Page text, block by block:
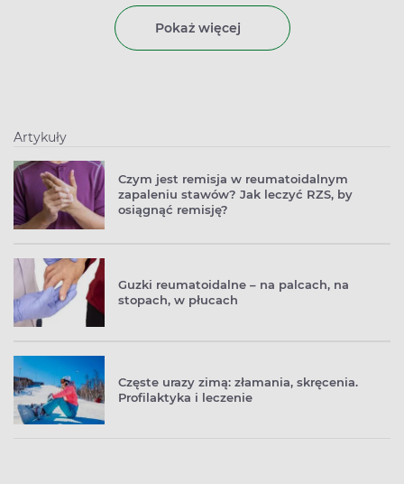
miednicy, a u mężczyzn również gruczołu krokowego.
Należy podkreślić, że jest zupełnie bezbolesne i nie
powoduje żadnych skutków obocznych.
Pokaż więcej
Artykuły
Czym jest remisja w reumatoidalnym
zapaleniu stawów? Jak leczyć RZS, by
osiągnąć remisję?
Guzki reumatoidalne – na palcach, na
stopach, w płucach
Częste urazy zimą: złamania, skręcenia.
Profilaktyka i leczenie